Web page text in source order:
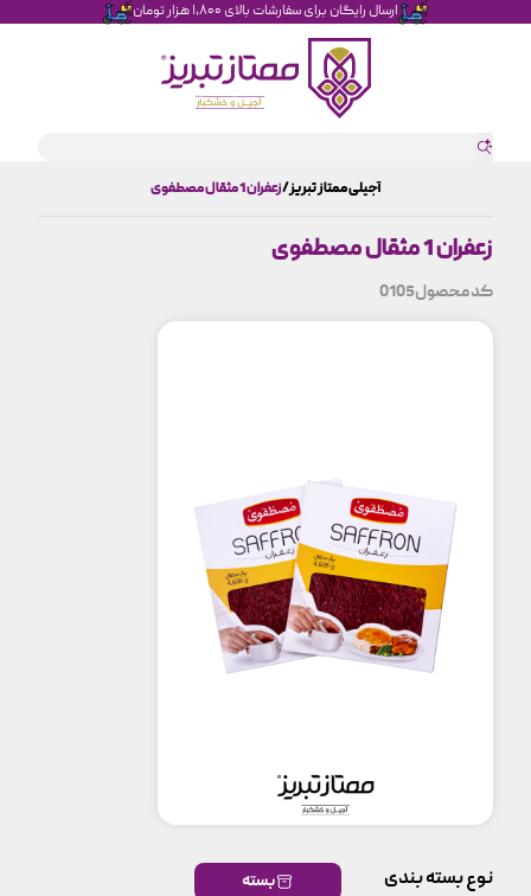
ارسال رایگان برای سفارشات بالای ۱،۸۰۰ هزار تومان
آجیلی ممتاز تبریز زعفران 1 مثقال مصطفوی
زعفران 1 مثقال مصطفوی
کد محصول0105
نوع بسته بندی بسته